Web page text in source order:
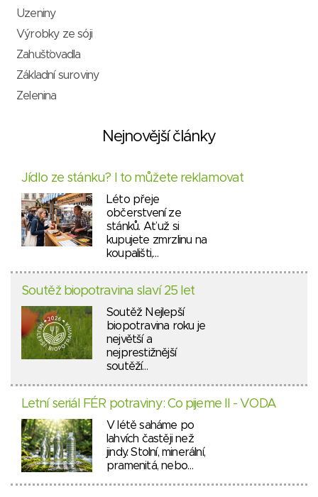
Uzeniny
Výrobky ze sóji
Zahušťovadla
Základní suroviny
Zelenina
Nejnovější články
Jídlo ze stánku? I to můžete reklamovat
Léto přeje
občerstvení ze
stánků. Ať už si
kupujete zmrzlinu na
koupališti,…
Soutěž biopotravina slaví 25 let
Soutěž Nejlepší
biopotravina roku je
největší a
nejprestižnější
soutěží…
Letní seriál FÉR potraviny: Co pijeme II - VODA
V létě saháme po
lahvích častěji než
jindy. Stolní, minerální,
pramenitá, nebo…